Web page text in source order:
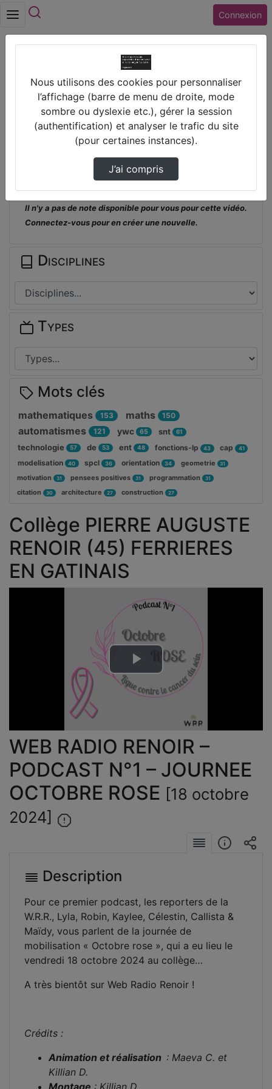
Connexion
Collège PIERRE AUGUSTE RENOIR (45)
FERRIERES EN GATINAIS
Web Radio Renoir – Podcast N°1 – Journee
Oct…
Collège PIERRE AUGUSTE
RENOIR (45) FERRIERES
EN GATINAIS
Lire
la
WEB RADIO RENOIR –
PODCAST N°1 – JOURNEE
OCTOBRE ROSE [18 octobre
2024]
Description
Pour ce premier podcast, les reporters de la
W.R.R., Lyla, Robin, Kaylee, Célestin, Callista &
Maïdy, vous parlent de la journée de
mobilisation « Octobre rose », qui a eu lieu le
vendredi 18 octobre 2024 au collège…
A très bientôt sur Web Radio Renoir !
Crédits :
Animation et réalisation : Maeva C. et
Killian D.
Prendre des notes
Il n'y a pas de note disponible pour vous pour cette vidéo.
Connectez-vous pour en créer une nouvelle.
Disciplines
Types
Mots clés
mathematiques 153 maths 150
automatismes 121 ywc 65 snt 61
technologie 57 de 53 ent 48 fonctions-lp 43 cap 41
modelisation 40 spcl 36 orientation 34 geometrie 31
motivation 31 pensees positives 31 programmation 31
citation 30 architecture 27 construction 27
Nous utilisons des cookies pour personnaliser
l’affichage (barre de menu de droite, mode
sombre ou dyslexie etc.), gérer la session
(authentification) et analyser le trafic du site
(pour certaines instances).
J’ai compris